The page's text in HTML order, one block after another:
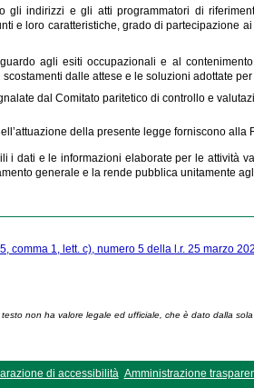
gli indirizzi e gli atti programmatori di
e loro caratteristiche, grado di partecipazione
agli esiti occupazionali e al
dalle attese e le soluzioni adottate per
dal Comitato paritetico di controllo e
della presente legge forniscono
i dati e le informazioni elaborate per le attività
generale e la rende pubblica unitamente
comma 1, lett. c), numero 5 della l.r. 25 marzo
non ha valore legale ed ufficiale, che è dato dalla
di accessibilità Amministrazione